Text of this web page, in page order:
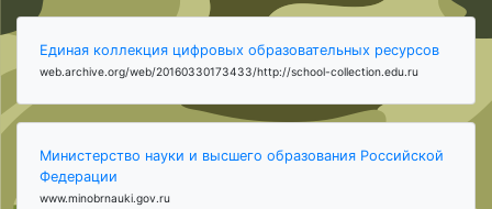
Единая коллекция цифровых образовательных ресурсов
web.archive.org/web/20160330173433/http://school-collection.edu.ru
Министерство науки и высшего образования Российской
Федерации
www.minobrnauki.gov.ru